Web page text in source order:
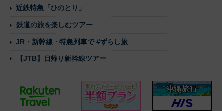
近鉄特急「ひのとり」
鉄道の旅を楽しむツアー
JR・新幹線・特急列車で #ずらし旅
【JTB】日帰り新幹線ツアー